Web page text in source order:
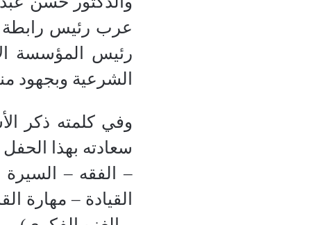
عرب رئيس رابطة
رئيس المؤسسة
الشرعية وبجهود
وفي كلمته ذكر
سعادته بهذا
– الفقه – السيرة
القيادة – مهارة